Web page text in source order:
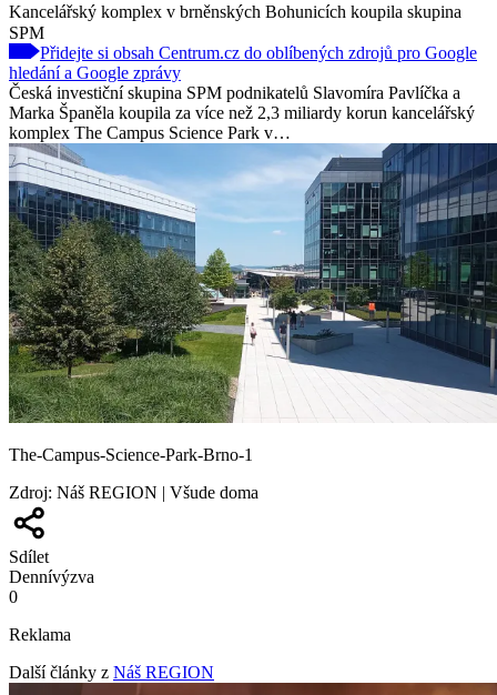
Kancelářský komplex v brněnských Bohunicích koupila skupina
SPM
Přidejte si obsah Centrum.cz do oblíbených zdrojů pro Google
hledání a Google zprávy
Česká investiční skupina SPM podnikatelů Slavomíra Pavlíčka a
Marka Španěla koupila za více než 2,3 miliardy korun kancelářský
komplex The Campus Science Park v…
The-Campus-Science-Park-Brno-1
Zdroj: Náš REGION | Všude doma
Sdílet
Dennívýzva
0
Reklama
Další články z Náš REGION